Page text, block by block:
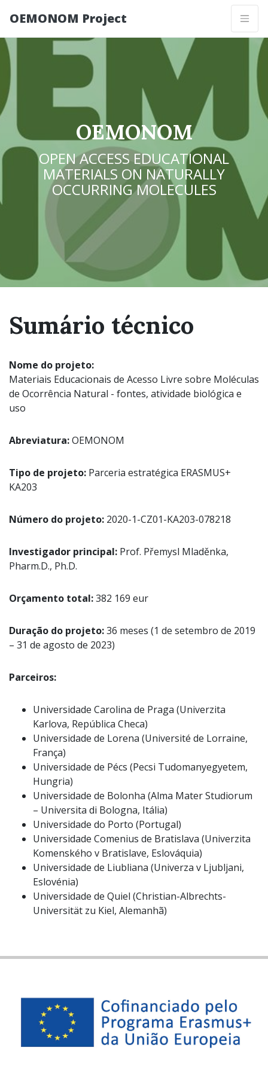
OEMONOM Project
OEMONOM
OPEN ACCESS EDUCATIONAL
MATERIALS ON NATURALLY
OCCURRING MOLECULES
Sumário técnico
Nome do projeto:
Materiais Educacionais de Acesso Livre sobre Moléculas
de Ocorrência Natural - fontes, atividade biológica e
uso
Abreviatura:OEMONOM
Tipo de projeto: Parceria estratégica ERASMUS+
KA203
Número do projeto: 2020-1-CZ01-KA203-078218
Investigador principal: Prof. Přemysl Mladěnka,
Pharm.D., Ph.D.
Orçamento total:382 169 eur
Duração do projeto:36 meses (1 de setembro de 2019
– 31 de agosto de 2023)
Parceiros:
Universidade Carolina de Praga (Univerzita
Karlova, República Checa)
Universidade de Lorena (Université de Lorraine,
França)
Universidade de Pécs (Pecsi Tudomanyegyetem,
Hungria)
Universidade de Bolonha (Alma Mater Studiorum
– Universita di Bologna, Itália)
Universidade do Porto (Portugal)
Universidade Comenius de Bratislava (Univerzita
Komenského v Bratislave, Eslováquia)
Universidade de Liubliana (Univerza v Ljubljani,
Eslovénia)
Universidade de Quiel (Christian-Albrechts-
Universität zu Kiel, Alemanhã)